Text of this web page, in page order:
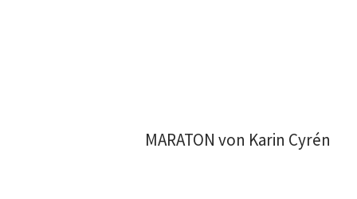
MARATON von Karin Cyrén